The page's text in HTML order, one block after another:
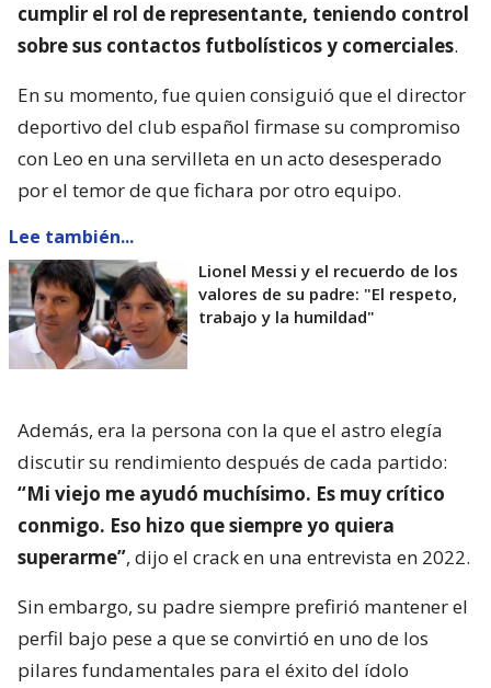
cumplir el rol de representante, teniendo control
sobre sus contactos futbolísticos y comerciales.
En su momento, fue quien consiguió que el director
deportivo del club español firmase su compromiso
con Leo en una servilleta en un acto desesperado
por el temor de que fichara por otro equipo.
Lee también...
Lionel Messi y el recuerdo de los
valores de su padre: "El respeto,
trabajo y la humildad"
Además, era la persona con la que el astro elegía
discutir su rendimiento después de cada partido:
“Mi viejo me ayudó muchísimo. Es muy crítico
conmigo. Eso hizo que siempre yo quiera
superarme”, dijo el crack en una entrevista en 2022.
Sin embargo, su padre siempre prefirió mantener el
perfil bajo pese a que se convirtió en uno de los
pilares fundamentales para el éxito del ídolo